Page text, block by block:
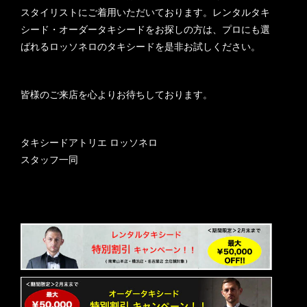
スタイリストにご着用いただいております。レンタルタキ
シード・オーダータキシードをお探しの方は、プロにも選
ばれるロッソネロのタキシードを是非お試しください。
皆様のご来店を心よりお待ちしております。
タキシードアトリエ ロッソネロ
スタッフ一同